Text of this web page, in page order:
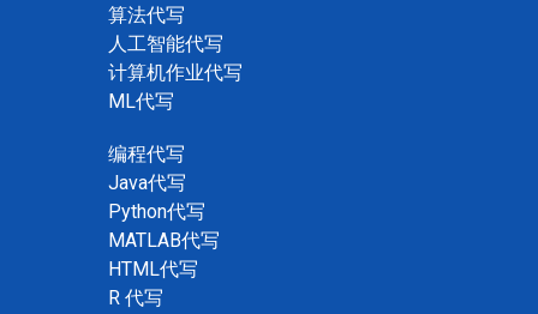
算法代写
人工智能代写
计算机作业代写
ML代写
编程代写
Java代写
Python代写
MATLAB代写
HTML代写
R 代写